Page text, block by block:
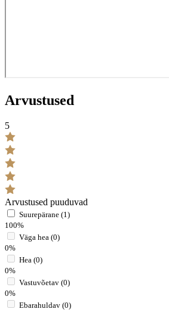
Arvustused
5
Arvustused puuduvad
Suurepärane (1)
100%
Väga hea (0)
0%
Hea (0)
0%
Vastuvõetav (0)
0%
Ebarahuldav (0)